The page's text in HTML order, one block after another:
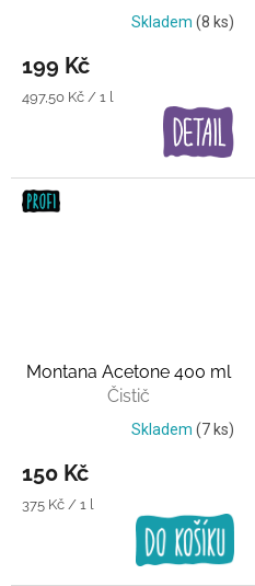
Skladem (8 ks)
199 Kč
Měrná
497,50 Kč / 1 l
Montana Acetone 400 ml
Čistič
Skladem (7 ks)
150 Kč
Měrná
375 Kč / 1 l